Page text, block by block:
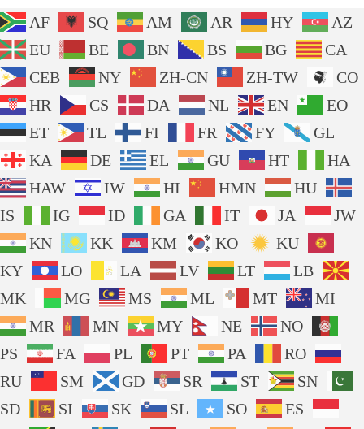
AF SQ AM AR HY
AZ
EU
BE BN BS BG
CA
CEB
NY ZH-CN ZH-TW
CO
HR
CS DA NL EN
EO
ET
TL FI FR FY
GL
KA
DE EL GU HT
HA
HAW
IW HI HMN
HU
IS
IG ID GA IT JA
JW
KN
KK KM KO
KU
KY
LO LA LV LT
LB
MK
MG MS ML MT
MI
MR
MN MY NE
NO
PS
FA PL PT PA
RO
RU
SM GD SR ST
SN
SD
SI SK SL SO
ES